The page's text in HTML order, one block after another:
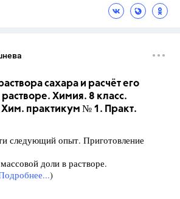
сахара и расчёт его
Химия. 8 класс.
Хим. практикум № 1. Практ.
следующий опыт. Приготовление
доли в растворе.
)